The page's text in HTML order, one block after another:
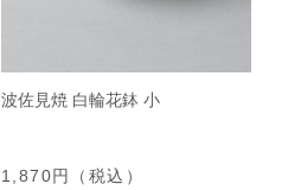
波佐見焼 白輪花鉢 小
1,870円（税込）